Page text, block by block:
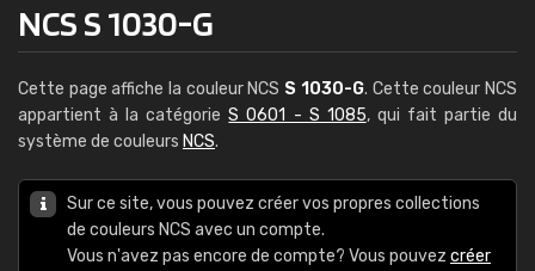
NCS S 1030-G
Cette page affiche la couleur NCS S 1030-G. Cette couleur NCS
appartient à la catégorieS 0601 - S 1085, qui fait partie du
système de couleurs NCS.
Sur ce site, vous pouvez créer vos propres collections
de couleurs NCS avec un compte.
Vous n'avez pas encore de compte? Vous pouvez créer